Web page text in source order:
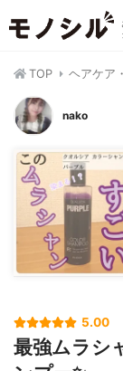
TOP ヘアケア
nako
5.00
最強ムラシ